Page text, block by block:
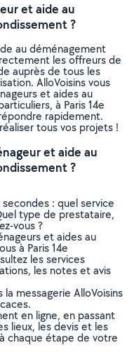
et aide au
?
au déménagement
les offreurs de
auprès de tous les
AlloVoisins vous
et aides au
à Paris 14e
rapidement.
tous vos projets !
et aide au
?
: quel service
type de prestataire,
vous ?
et aides au
à Paris 14e
les services
les notes et avis
messagerie AlloVoisins
en ligne, en passant
lieux, les devis et les
chaque étape de votre